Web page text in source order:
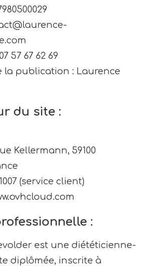
57 67 62 69
la publication : Laurence
du site :
Kellermann, 59100
(service client)
:
est une diététicienne-
diplômée, inscrite à